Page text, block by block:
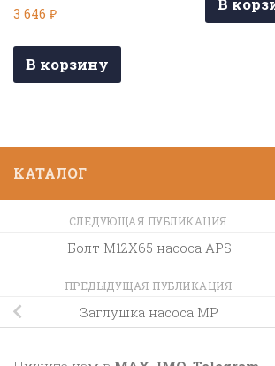
3 646 ₽
В корзину
КАТАЛОГ
СЛЕДУЮЩАЯ ПУБЛИКАЦИЯ
Болт M12X65 насоса APS
ПРЕДЫДУЩАЯ ПУБЛИКАЦИЯ
Заглушка насоса MP